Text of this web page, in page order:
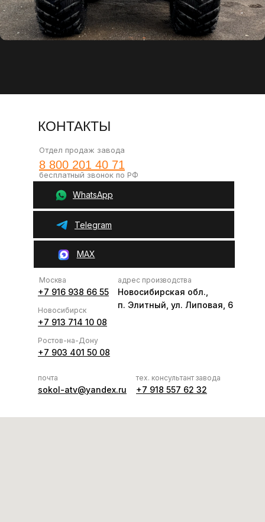
Карданы
Кофр Сокол
КОНТАКТЫ
бесплатный звонок по РФ
Отдел продаж завода
Москва
8 800 201 40 71
Новосибирск
Ростов-на-Дону
почта
WhatsApp
Telegram
MAX
+7 916 938 66 55
+7 913 714 10 08
+7 903 401 50 08
sokol-atv@yandex.ru
Новосибирская обл.,
п. Элитный, ул. Липовая, 6
тех. консультант завода
адрес производства
+7 918 557 62 32